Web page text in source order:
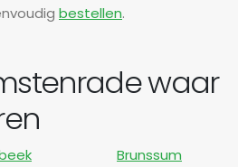
bestellen.
waar
Brunssum